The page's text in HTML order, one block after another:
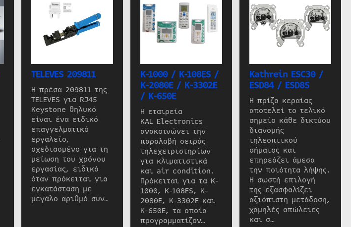
TELEVES 209811
Η πρέσα 209811 της
TELEVES για RJ45
Keystone θηλυκό
είναι ένα ειδικό
επαγγελματικό
εργαλείο,
σχεδιασμένο για τη
μείωση του χρόνου
εργασίας, ειδικά
όταν πρόκειται για
εγκατάσταση με
μεγάλο αριθμό συν…
K-1000 / K-108ES /
K-2080E / K-3302E
/ K-650E
Η εταιρεία
KAL Electronics
ανακοινώνει την
παραλαβή σειράς
τηλεχειριστηρίων
για κλιματιστικά
και air condition.
Πρόκειται για τα K-
1000, K-108ES, K-
2080E, K-3302E και
K-650E, τα οποία
προγραμματίζον…
Kathrein ESC30 /
ESD84 / ESD85
Η πρίζα κεραίας
αποτελεί το τελικό
σημείο κάθε δικτύου
διανομής
τηλεοπτικού
σήματος και
επηρεάζει άμεσα
την ποιότητα λήψης.
Η σωστή επιλογή
της εξασφαλίζει
αξιόπιστη μετάδοση,
χαμηλές απώλειες
και σ…